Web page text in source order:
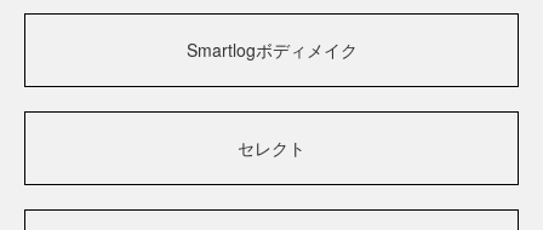
Smartlogボディメイク
セレクト